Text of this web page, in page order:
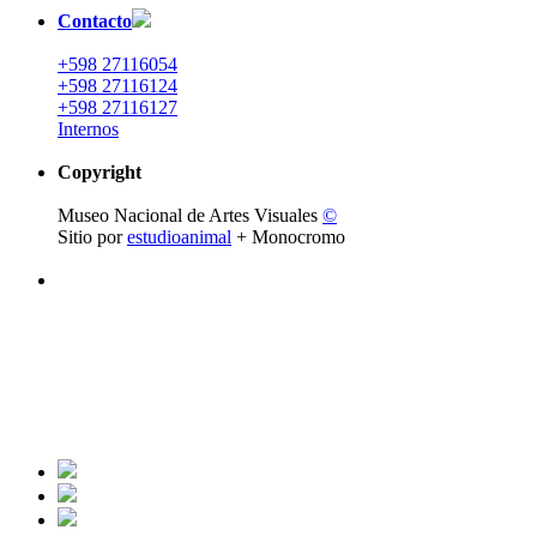
Contacto
+598 27116054
+598 27116124
+598 27116127
Internos
Copyright
Museo Nacional de Artes Visuales ©
Sitio porestudioanimal + Monocromo